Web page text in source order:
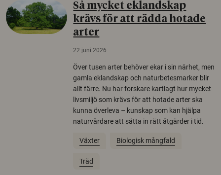
Så mycket eklandskap
krävs för att rädda hotade
arter
22 juni 2026
Över tusen arter behöver ekar i sin närhet, men
gamla eklandskap och naturbetesmarker blir
allt färre. Nu har forskare kartlagt hur mycket
livsmiljö som krävs för att hotade arter ska
kunna överleva – kunskap som kan hjälpa
naturvårdare att sätta in rätt åtgärder i tid.
Växter Biologisk mångfald
Träd